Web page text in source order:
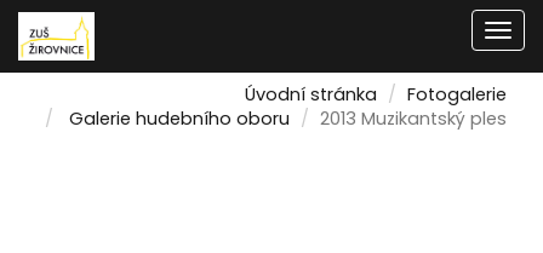
Úvodní stránka
Fotogalerie
Galerie hudebního oboru
2013 Muzikantský ples